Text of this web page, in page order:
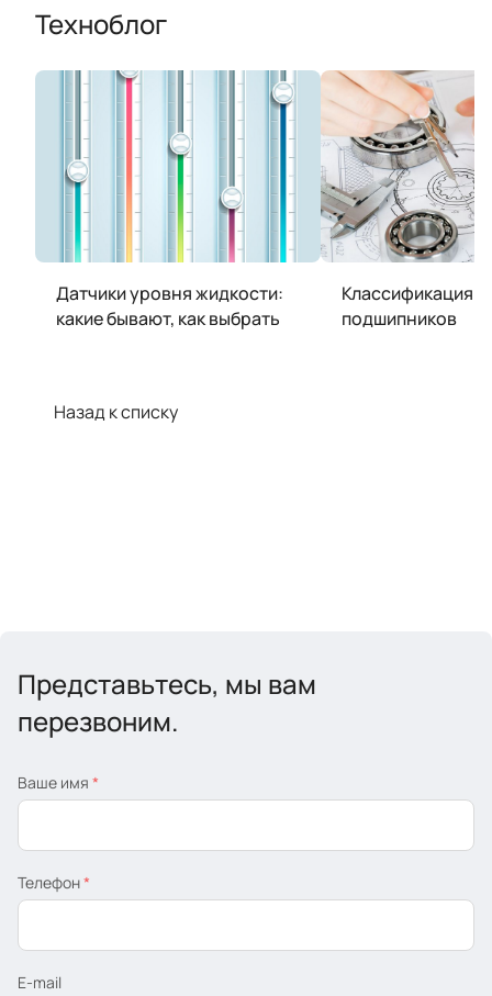
Техноблог
Датчики уровня жидкости:
какие бывают, как выбрать
Классификация
подшипников
Назад к списку
Представьтесь, мы вам
перезвоним.
Ваше имя *
Телефон*
E-mail